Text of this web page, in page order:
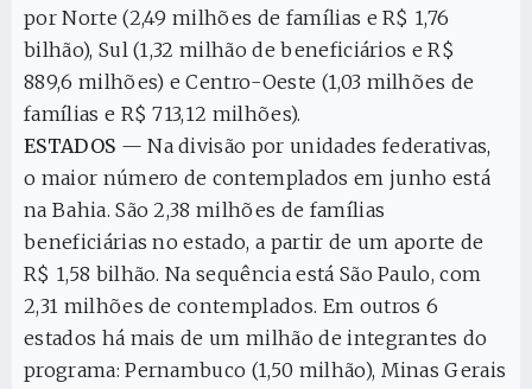
por Norte (2,49 milhões de famílias e R$ 1,76
bilhão), Sul (1,32 milhão de beneficiários e R$
889,6 milhões) e Centro-Oeste (1,03 milhões de
famílias e R$ 713,12 milhões).
ESTADOS — Na divisão por unidades federativas,
o maior número de contemplados em junho está
na Bahia. São 2,38 milhões de famílias
beneficiárias no estado, a partir de um aporte de
R$ 1,58 bilhão. Na sequência está São Paulo, com
2,31 milhões de contemplados. Em outros 6
estados há mais de um milhão de integrantes do
programa: Pernambuco (1,50 milhão), Minas Gerais